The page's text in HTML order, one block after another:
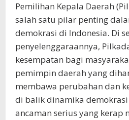
Pemilihan Kepala Daerah
salah satu pilar penting
demokrasi di Indonesia. Di
penyelenggaraannya,
kesempatan bagi
pemimpin daerah yang
membawa perubahan dan
di balik dinamika
ancaman serius yang kerap